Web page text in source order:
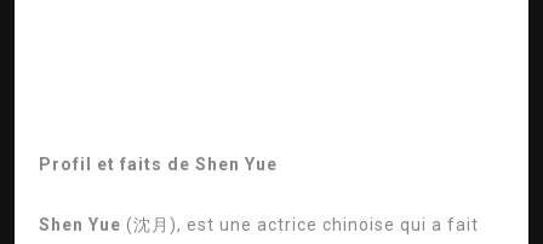
Profil et faits de Shen Yue
Shen Yue (沈月), est une actrice chinoise qui a fait